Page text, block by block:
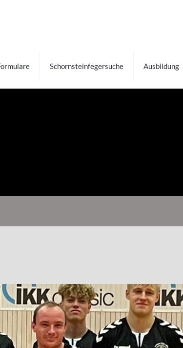
Schornsteinfegersuche Ausbildung